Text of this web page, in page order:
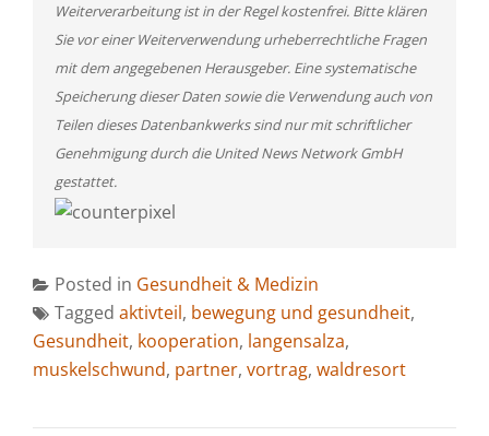
Weiterverarbeitung ist in der Regel kostenfrei. Bitte klären
Sie vor einer Weiterverwendung urheberrechtliche Fragen
mit dem angegebenen Herausgeber. Eine systematische
Speicherung dieser Daten sowie die Verwendung auch von
Teilen dieses Datenbankwerks sind nur mit schriftlicher
Genehmigung durch die United News Network GmbH
gestattet.
Posted in Gesundheit & Medizin
Tagged aktivteil, bewegung und gesundheit,
Gesundheit, kooperation, langensalza,
muskelschwund, partner, vortrag, waldresort